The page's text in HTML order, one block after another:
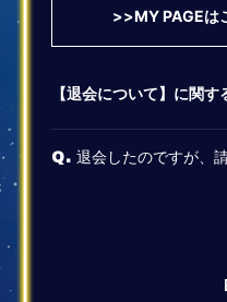
>>MY PAGEは
【退会について】に関す
Q. 退会したのですが、